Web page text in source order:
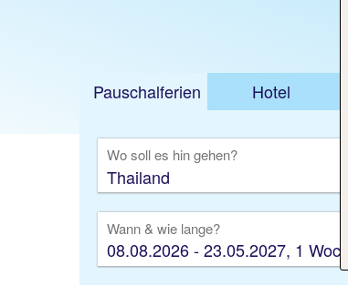
Pauschalferien Hotel
Wo soll es hin gehen?
Wann & wie lange?
08.08.2026 - 23.05.2027, 1 Woche